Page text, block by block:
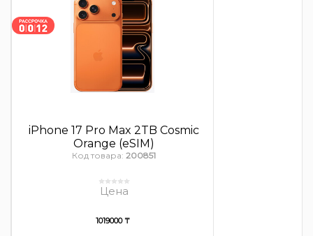
iPhone 17 Pro Max 2TB Cosmic
Orange (eSIM)
Код товара: 200851
Цена
1019000 ₸